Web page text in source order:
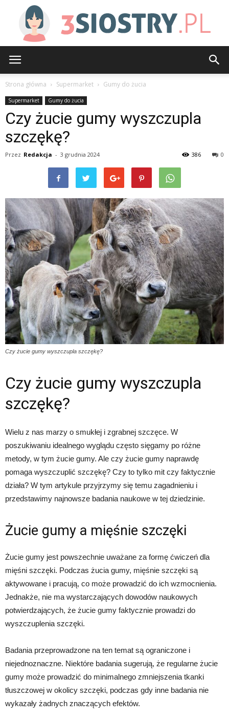
Strona główna Supermarket Gumy do żucia
Supermarket Gumy do żucia
Czy żucie gumy wyszczupla
szczękę?
Przez Redakcja - 3 grudnia 2024 0
386
Czy żucie gumy wyszczupla szczękę?
Czy żucie gumy wyszczupla
szczękę?
Wielu z nas marzy o smukłej i zgrabnej szczęce. W
poszukiwaniu idealnego wyglądu często sięgamy po różne
metody, w tym żucie gumy. Ale czy żucie gumy naprawdę
pomaga wyszczuplić szczękę? Czy to tylko mit czy faktycznie
działa? W tym artykule przyjrzymy się temu zagadnieniu i
przedstawimy najnowsze badania naukowe w tej dziedzinie.
Żucie gumy a mięśnie szczęki
Żucie gumy jest powszechnie uważane za formę ćwiczeń dla
mięśni szczęki. Podczas żucia gumy, mięśnie szczęki są
aktywowane i pracują, co może prowadzić do ich wzmocnienia.
Jednakże, nie ma wystarczających dowodów naukowych
potwierdzających, że żucie gumy faktycznie prowadzi do
wyszczuplenia szczęki.
Badania przeprowadzone na ten temat są ograniczone i
niejednoznaczne. Niektóre badania sugerują, że regularne żucie
gumy może prowadzić do minimalnego zmniejszenia tkanki
tłuszczowej w okolicy szczęki, podczas gdy inne badania nie
wykazały żadnych znaczących efektów.